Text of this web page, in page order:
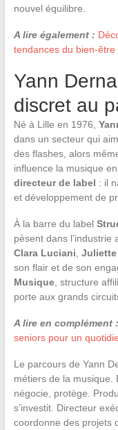
nouvel équilibre.
A lire également :
tendances du bien-être
Yann
discret au
Né à Lille en 1976,
dans un secteur qui
des flashes, alors
influence la musique
directeur de label : il
et développement de
À la barre du label
pèsent dans l’industrie
Clara Luciani Juliette
son flair et de son
Musique, structure
porte aux grands
A lire en complément :
seniors pour un
Le parcours de Yann
métiers de la musique.
négocie, protège.
s’investit. Directeur
coordonne des projets